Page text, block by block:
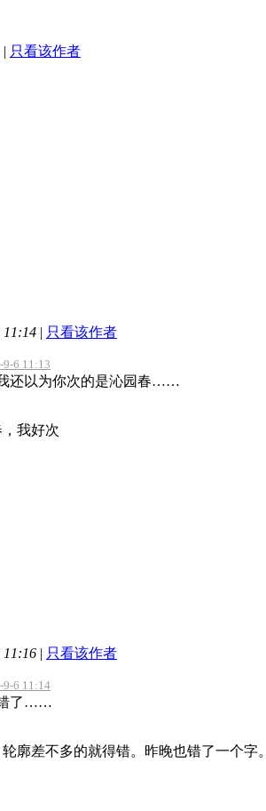
| 只看该作者
11:14 | 只看该作者
9-6 11:13
还以为你次的是沁园春……
我好次
11:16 | 只看该作者
9-6 11:14
错了……
廓差不多的就得错。昨晚也错了一个字。